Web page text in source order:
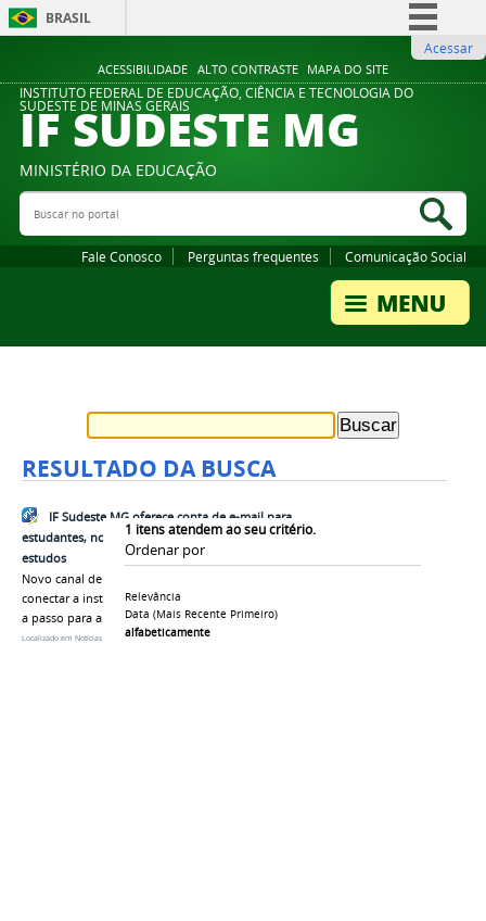
ACESSIBILIDADE ALTO CONTRASTE MAPA DO SITE
BRASIL
Comunica BR
Participe
Legislação
Acessar
INSTITUTO FEDERAL DE EDUCAÇÃO, CIÊNCIA E TECNOLOGIA DO
SUDESTE DE MINAS GERAIS
IF SUDESTE MG
MINISTÉRIO DA EDUCAÇÃO
Buscar no portal
Fale Conosco Perguntas frequentes Comunicação Social
RESULTADO DA BUSCA
1 itens atendem ao seu critério.
Ordenar por
Relevância
Data (mais Recente Primeiro)
alfabeticamente
IF Sudeste MG oferece conta de e-mail para
estudantes, novas ferramentas e mais recursos de
estudos
Novo canal de comunicação também busca
conectar a instituição aos discentes; confira passo
a passo para a criação
Localizado em Notícias 2024 /09